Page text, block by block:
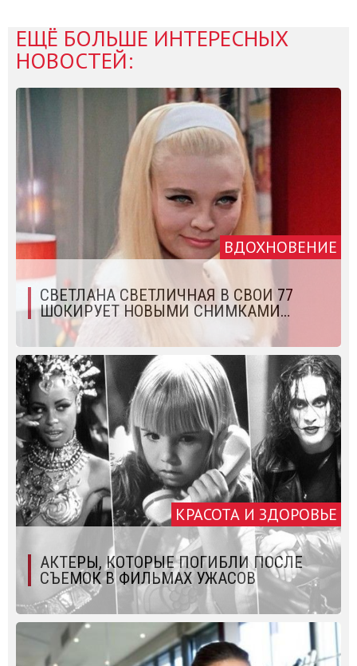
ЕЩЁ БОЛЬШЕ ИНТЕРЕСНЫХ
НОВОСТЕЙ:
ВДОХНОВЕНИЕ
СВЕТЛАНА СВЕТЛИЧНАЯ В СВОИ 77
ШОКИРУЕТ НОВЫМИ СНИМКАМИ…
КРАСОТА И ЗДОРОВЬЕ
АКТЕРЫ, КОТОРЫЕ ПОГИБЛИ ПОСЛЕ
СЪЕМОК В ФИЛЬМАХ УЖАСОВ